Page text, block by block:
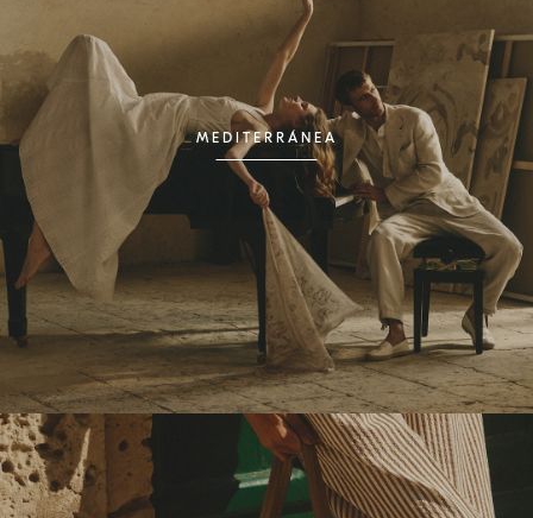
MEDITERRÁNEA